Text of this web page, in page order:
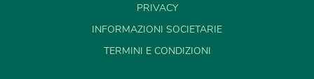
PRIVACY
INFORMAZIONI SOCIETARIE
TERMINI E CONDIZIONI